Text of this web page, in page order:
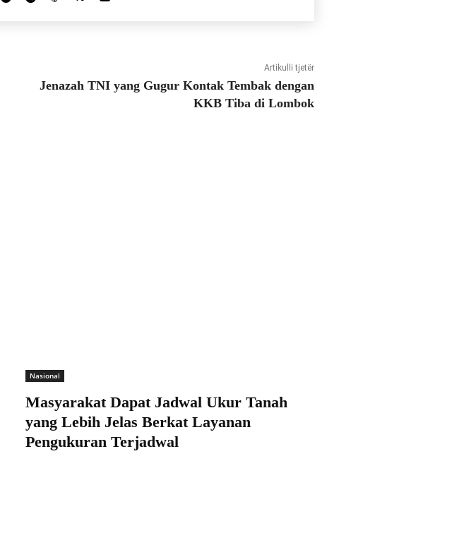
Artikulli tjetër
Jenazah TNI yang Gugur Kontak Tembak dengan
KKB Tiba di Lombok
Nasional
Masyarakat Dapat Jadwal Ukur Tanah
yang Lebih Jelas Berkat Layanan
Pengukuran Terjadwal